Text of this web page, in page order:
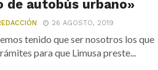
de autobús urbano»
26 AGOSTO, 2019
tenido que ser nosotros los que
para que Limusa preste...